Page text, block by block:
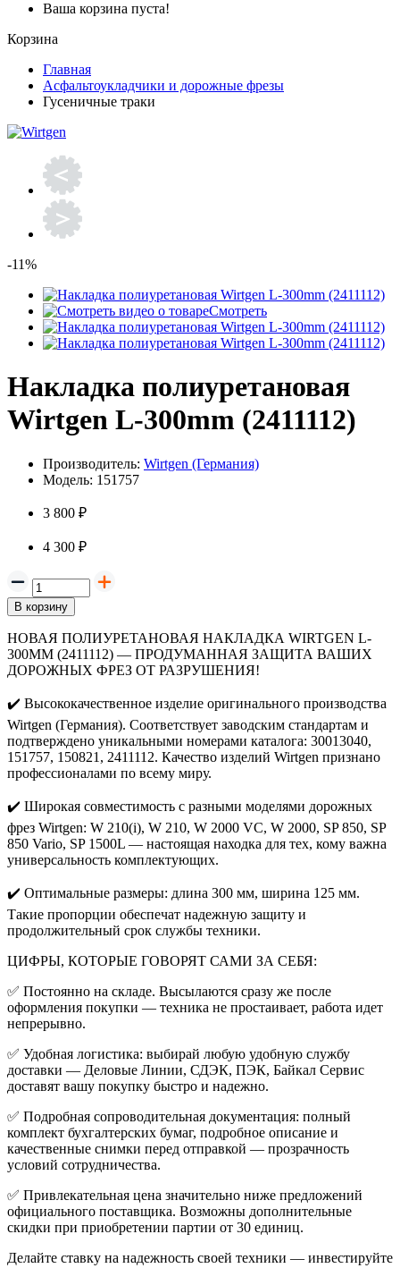
Ваша корзина пуста!
Корзина
Главная
Асфальтоукладчики и дорожные фрезы
Гусеничные траки
-11%
Смотреть
Накладка полиуретановая
Wirtgen L-300mm (2411112)
Производитель: Wirtgen (Германия)
Модель: 151757
3 800 ₽
4 300 ₽
В корзину
НОВАЯ ПОЛИУРЕТАНОВАЯ НАКЛАДКА WIRTGEN L-
300MM (2411112) — ПРОДУМАННАЯ ЗАЩИТА ВАШИХ
ДОРОЖНЫХ ФРЕЗ ОТ РАЗРУШЕНИЯ!
✔️ Высококачественное изделие оригинального производства
Wirtgen (Германия). Соответствует заводским стандартам и
подтверждено уникальными номерами каталога: 30013040,
151757, 150821, 2411112. Качество изделий Wirtgen признано
профессионалами по всему миру.
✔️ Широкая совместимость с разными моделями дорожных
фрез Wirtgen: W 210(i), W 210, W 2000 VC, W 2000, SP 850, SP
850 Vario, SP 1500L — настоящая находка для тех, кому важна
универсальность комплектующих.
✔️ Оптимальные размеры: длина 300 мм, ширина 125 мм.
Такие пропорции обеспечат надежную защиту и
продолжительный срок службы техники.
ЦИФРЫ, КОТОРЫЕ ГОВОРЯТ САМИ ЗА СЕБЯ:
✅ Постоянно на складе. Высылаются сразу же после
оформления покупки — техника не простаивает, работа идет
непрерывно.
✅ Удобная логистика: выбирай любую удобную службу
доставки — Деловые Линии, СДЭК, ПЭК, Байкал Сервис
доставят вашу покупку быстро и надежно.
✅ Подробная сопроводительная документация: полный
комплект бухгалтерских бумаг, подробное описание и
качественные снимки перед отправкой — прозрачность
условий сотрудничества.
✅ Привлекательная цена значительно ниже предложений
официального поставщика. Возможны дополнительные
скидки при приобретении партии от 30 единиц.
Делайте ставку на надежность своей техники — инвестируйте